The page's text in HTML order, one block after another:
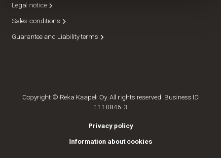
Legal notice
Sales conditions
Guarantee and Liability terms
Copyright © Reka Kaapeli Oy. All rights reserved. Business ID
1110846-3
Privacy policy
Information about cookies